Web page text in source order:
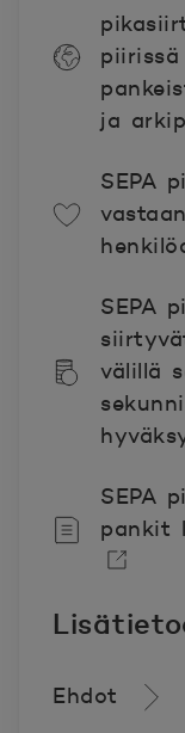
ja
SEPA
SEPA
välillä
SEPA
pankit
Ehdot